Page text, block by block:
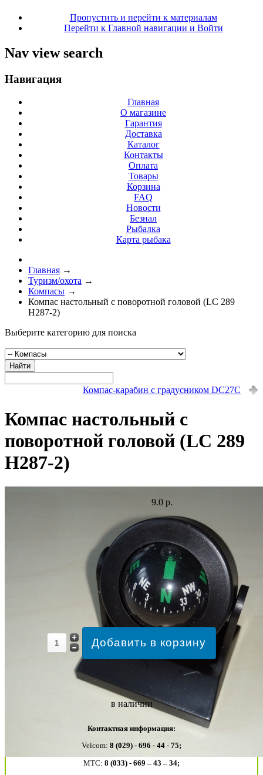
Пропустить и перейти к материалам
Перейти к Главной навигации и Войти
Nav view search
Навигация
Главная
О магазине
Гарантия
Доставка
Каталог
Контакты
Оплата
Товары
Корзина
FAQ
Новости
Безнал
Рыбалка
Карта рыбака
Главная →
Туризм/охота →
Компасы →
Компас настольный с поворотной головой (LC 289
H287-2)
Выберите категорию для поиска
Найти
Компас-карабин с градусником DC27C
Компас настольный с
поворотной головой (LC 289
H287-2)
9.0 р.
в наличии
Контактная информация:
Velcom: 8 (029) - 696 - 44 - 75;
MTC: 8 (033) - 669 – 43 – 34;